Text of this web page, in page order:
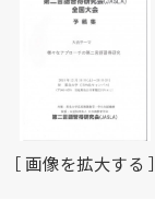
［ 画像を拡大する ］